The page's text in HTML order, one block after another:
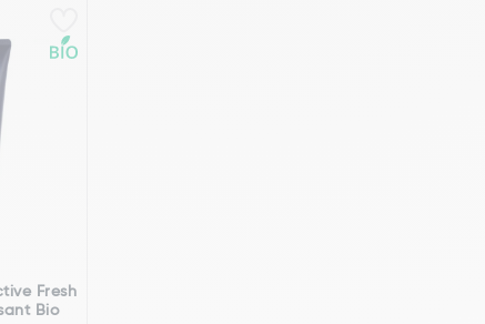
Fresh
Bio